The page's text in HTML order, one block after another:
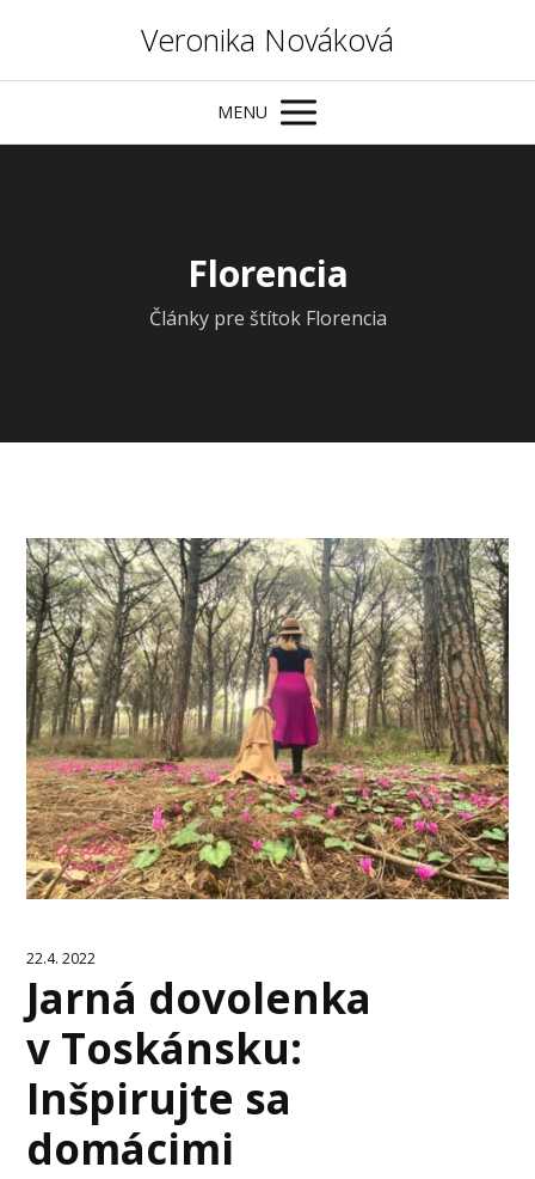
Veronika Nováková
MENU
Florencia
Články pre štítok Florencia
22.4. 2022
Jarná dovolenka
v Toskánsku:
Inšpirujte sa
domácimi